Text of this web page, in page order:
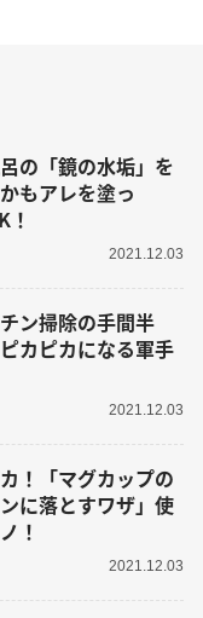
の「鏡の水垢」を
もアレを塗っ
2021.12.03
ン掃除の手間半
カピカになる軍手
2021.12.03
！「マグカップの
に落とすワザ」使
！
2021.12.03